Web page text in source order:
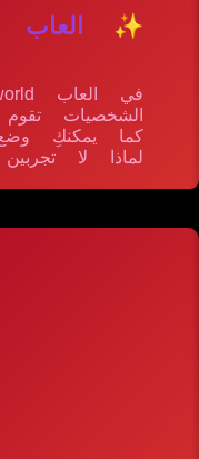
✨ العاب avatar world
الشخصيات تقوم
كما يمكنكِ
لماذا لا